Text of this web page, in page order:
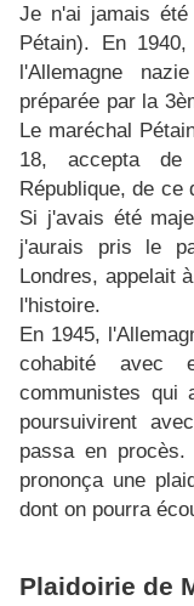
Je n'ai jamais été
Pétain). En
l'Allemagne
préparée par la
Le maréchal
18, accepta
République, de ce
Si j'avais été
j'aurais pris le
Londres, appelait
l'histoire.
En 1945,
cohabité
communistes qui
poursuivirent
passa en
prononça une
dont on pourra
Plaidoirie de